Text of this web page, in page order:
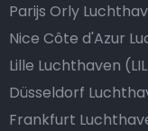
Parijs Orly
Nice Côte d'Azur
Lille Luchthaven
Düsseldorf
Frankfurt